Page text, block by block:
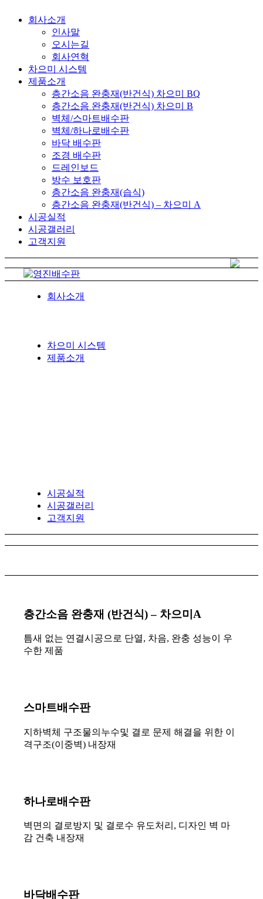
회사소개
인사말
오시는길
회사연혁
차으미 시스템
제품소개
층간소음 완충재(반건식) 차으미 BQ
층간소음 완충재(반건식) 차으미 B
벽체/스마트배수판
벽체/하나로배수판
바닥 배수판
조경 배수판
드레인보드
방수 보호판
층간소음 완충재(습식)
층간소음 완충재(반건식) – 차으미 A
시공실적
시공갤러리
고객지원
회사소개
차으미 시스템
제품소개
시공실적
시공갤러리
고객지원
층간소음 완충재 (반건식) – 차으미A
틈새 없는 연결시공으로 단열, 차음, 완충 성능이 우
수한 제품
스마트배수판
지하벽체 구조물의누수및 결로 문제 해결을 위한 이
격구조(이중벽) 내장재
하나로배수판
벽면의 결로방지 및 결로수 유도처리, 디자인 벽 마
감 건축 내장재
바닥배수판